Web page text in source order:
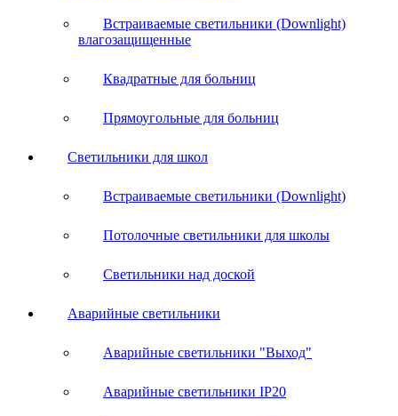
Встраиваемые светильники (Downlight)
влагозащищенные
Квадратные для больниц
Прямоугольные для больниц
Светильники для школ
Встраиваемые светильники (Downlight)
Потолочные светильники для школы
Светильники над доской
Аварийные светильники
Аварийные светильники "Выход"
Аварийные светильники IP20